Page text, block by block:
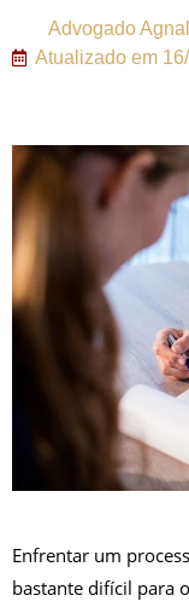
Advogado
Atualizado em
Enfrentar um
bastante difícil para